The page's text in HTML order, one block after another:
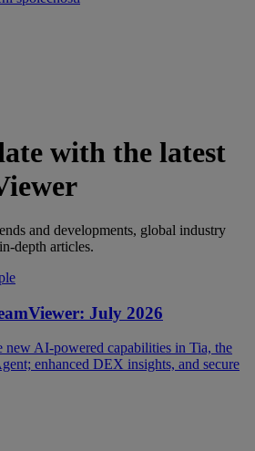
with the latest
and developments, global industry
depth articles.
July 2026
new AI-powered capabilities in Tia, the
enhanced DEX insights, and secure